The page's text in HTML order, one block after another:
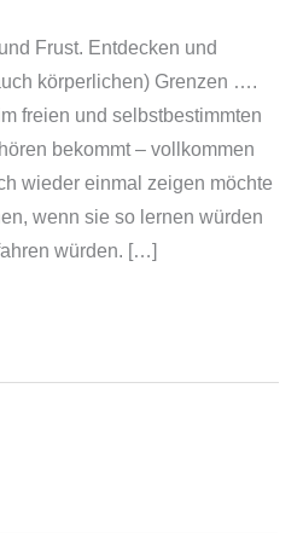
Frust. Entdecken und
körperlichen) Grenzen ….
freien und selbstbestimmten
bekommt – vollkommen
wieder einmal zeigen möchte
wenn sie so lernen würden
würden. […]